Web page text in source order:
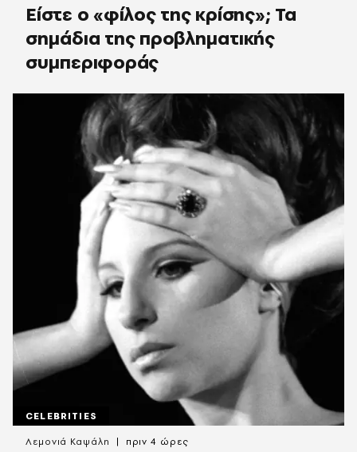
Είστε ο «φίλος της κρίσης»; Τα
σημάδια της προβληματικής
συμπεριφοράς
CELEBRITIES
Λεμονιά Καψάλη πριν 4 ώρες